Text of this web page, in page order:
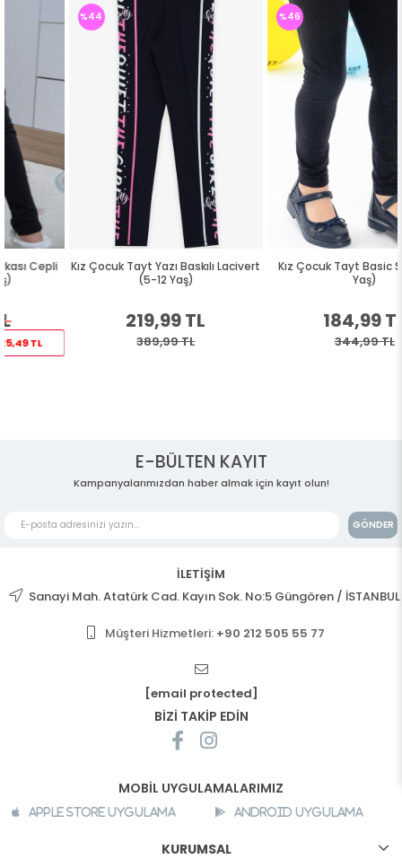
Kız Çocuk Tayt Yazı Baskılı Lacivert
219,99 TL
Kız Çocuk Tayt Basic Siyah (2-3
184,99 TL
344,99 TL
E-BÜLTEN KAYIT
Kampanyalarımızdan haber almak için kayıt olun!
GÖNDER
İLETİŞİM
Sanayi Mah. Atatürk Cad. Kayın Sok. No:5 Güngören / İSTANBUL
Müşteri Hizmetleri: +90 212 505 55 77
[email protected]
BİZİ TAKİP EDİN
MOBİL UYGULAMALARIMIZ
Apple Store Uygulama Android Uygulama
KURUMSAL